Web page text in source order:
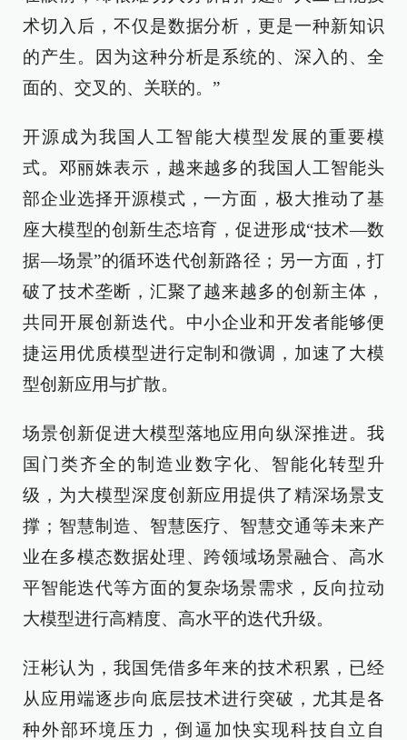
术切入后，不仅是数据分析，更是一种新知识
的产生。因为这种分析是系统的、深入的、全
面的、交叉的、关联的。”
开源成为我国人工智能大模型发展的重要模
式。邓丽姝表示，越来越多的我国人工智能头
部企业选择开源模式，一方面，极大推动了基
座大模型的创新生态培育，促进形成“技术—数
据—场景”的循环迭代创新路径；另一方面，打
破了技术垄断，汇聚了越来越多的创新主体，
共同开展创新迭代。中小企业和开发者能够便
捷运用优质模型进行定制和微调，加速了大模
型创新应用与扩散。
场景创新促进大模型落地应用向纵深推进。我
国门类齐全的制造业数字化、智能化转型升
级，为大模型深度创新应用提供了精深场景支
撑；智慧制造、智慧医疗、智慧交通等未来产
业在多模态数据处理、跨领域场景融合、高水
平智能迭代等方面的复杂场景需求，反向拉动
大模型进行高精度、高水平的迭代升级。
汪彬认为，我国凭借多年来的技术积累，已经
从应用端逐步向底层技术进行突破，尤其是各
种外部环境压力，倒逼加快实现科技自立自